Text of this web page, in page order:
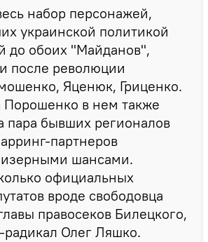
набор персонажей,
украинской политикой
до обоих "Майданов",
после революции
Яценюк, Гриценко.
Порошенко в нем также
пара бывших регионалов
партнеров
шансами.
официальных
вроде свободовца
правосеков Билецкого,
радикал Олег Ляшко.